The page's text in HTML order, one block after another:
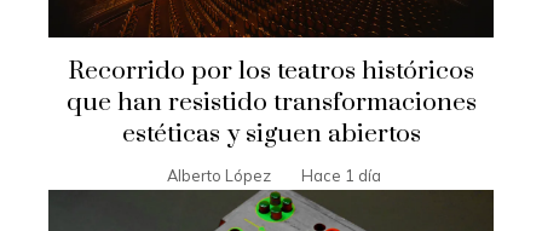
Recorrido por los teatros históricos
que han resistido transformaciones
estéticas y siguen abiertos
Alberto López Hace 1 día